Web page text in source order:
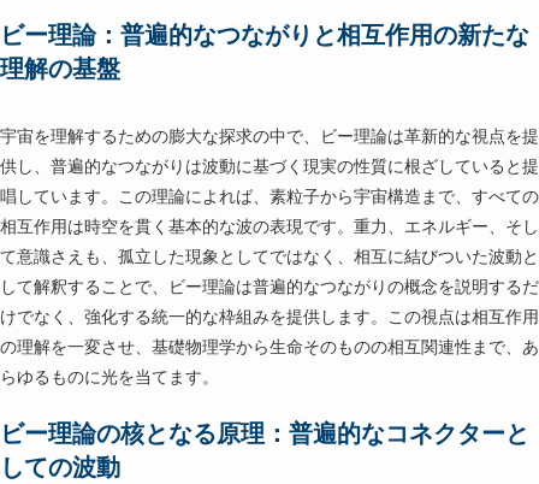
ビー理論：普遍的なつながりと相互作用の新たな
理解の基盤
宇宙を理解するための膨大な探求の中で、ビー理論は革新的な視点を提
供し、普遍的なつながりは波動に基づく現実の性質に根ざしていると提
唱しています。この理論によれば、素粒子から宇宙構造まで、すべての
相互作用は時空を貫く基本的な波の表現です。重力、エネルギー、そし
て意識さえも、孤立した現象としてではなく、相互に結びついた波動と
して解釈することで、ビー理論は普遍的なつながりの概念を説明するだ
けでなく、強化する統一的な枠組みを提供します。この視点は相互作用
の理解を一変させ、基礎物理学から生命そのものの相互関連性まで、あ
らゆるものに光を当てます。
ビー理論の核となる原理：普遍的なコネクターと
しての波動